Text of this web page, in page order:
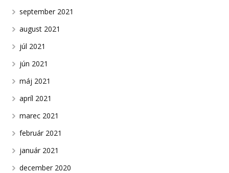
september 2021
august 2021
júl 2021
jún 2021
máj 2021
apríl 2021
marec 2021
február 2021
január 2021
december 2020